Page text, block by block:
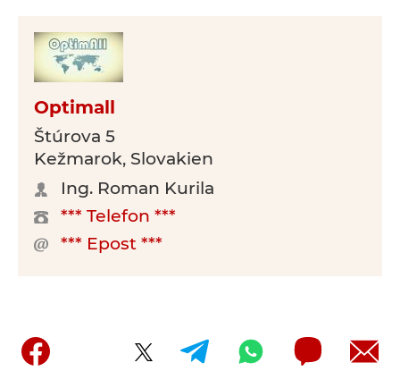
Optimall
Štúrova 5
Kežmarok, Slovakien
Ing. Roman Kurila
*** Telefon ***
*** Epost ***